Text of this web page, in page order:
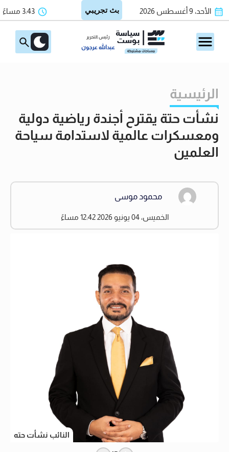
الأحد، 9 أغسطس 2026 3:43 مساءً
رئيس التحرير
عبدالله عرجون
الرئيسية
نشأت حتة يقترح أجندة رياضية دولية
ومعسكرات عالمية لاستدامة سياحة
العلمين
محمود موسى
الخميس، 04 يونيو 2026 12:42 مساءً
النائب نشأت حته